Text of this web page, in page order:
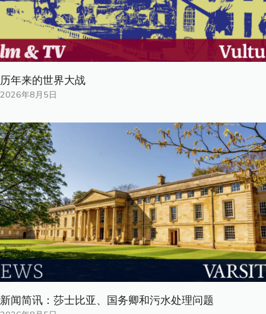
历年来的世界大战
2026年8月5日
新闻简讯：莎士比亚、国务卿和污水处理问题